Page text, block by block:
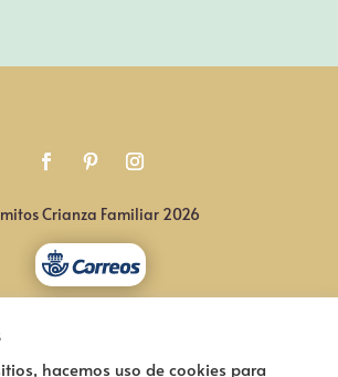
Crianza Familiar 2026
hacemos uso de cookies para